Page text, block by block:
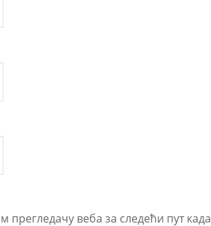
прегледачу веба за следећи пут када